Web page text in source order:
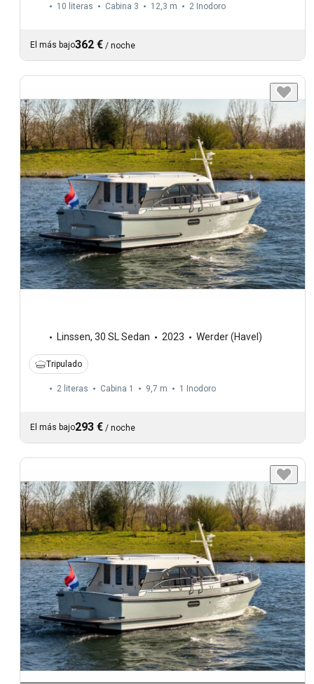
10 literas Cabina 3 12,3 m 2 Inodoro
El más bajo362 € / noche
Linssen, 30 SL Sedan 2023 Werder (Havel)
Tripulado
2 literas Cabina 1 9,7 m 1 Inodoro
El más bajo293 € / noche